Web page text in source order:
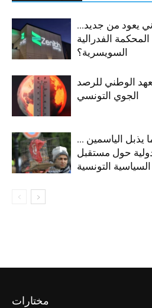
يعود من جديد…
الفدرالية
السويسرية؟
الوطني للرصد
الجوي التونسي
يذبل الياسمين …
حول مستقبل
السياسية التونسية
مختارات